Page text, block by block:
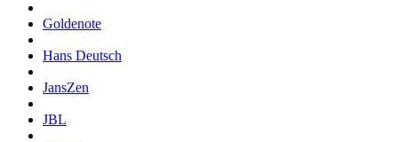
Goldenote
Hans Deutsch
JansZen
JBL